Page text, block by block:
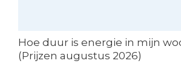
Hoe duur is energie in mijn
(Prijzen augustus 2026)